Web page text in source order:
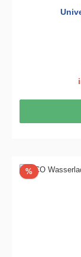
%Rabatt